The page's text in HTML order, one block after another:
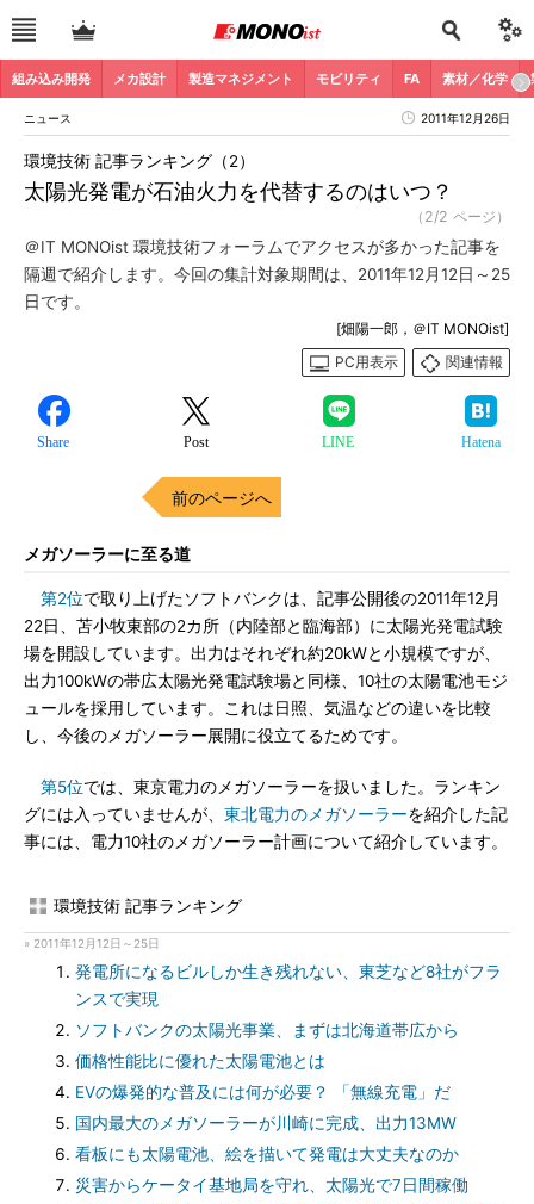
組み込み開発 メカ設計 製造マネジメント モビリティ FA 素材／化学
ニュース 2011年12月26日
太陽光発電が石油火力を代替するのはいつ？
環境技術 記事ランキング（2）
（2/2 ページ）
＠IT MONOist 環境技術フォーラムでアクセスが多かった記事を
隔週で紹介します。今回の集計対象期間は、2011年12月12日～25
日です。
[畑陽一郎，＠IT MONOist]
PC用表示
関連情報
Share Post LINE Hatena
前のページへ
メガソーラーに至る道
第2位で取り上げたソフトバンクは、記事公開後の2011年12月
22日、苫小牧東部の2カ所（内陸部と臨海部）に太陽光発電試験
場を開設しています。出力はそれぞれ約20kWと小規模ですが、
出力100kWの帯広太陽光発電試験場と同様、10社の太陽電池モジ
ュールを採用しています。これは日照、気温などの違いを比較
し、今後のメガソーラー展開に役立てるためです。
第5位では、東京電力のメガソーラーを扱いました。ランキン
グには入っていませんが、 東北電力のメガソーラーを紹介した記
事には、電力10社のメガソーラー計画について紹介しています。
環境技術 記事ランキング
» 2011年12月12日～25日
発電所になるビルしか生き残れない、東芝など8社がフラ
ンスで実現
ソフトバンクの太陽光事業、まずは北海道帯広から
価格性能比に優れた太陽電池とは
EVの爆発的な普及には何が必要？ 「無線充電」だ
国内最大のメガソーラーが川崎に完成、出力13MW
看板にも太陽電池、絵を描いて発電は大丈夫なのか
災害からケータイ基地局を守れ、太陽光で7日間稼働